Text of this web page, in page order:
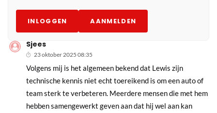
INLOGGEN AANMELDEN
Sjees
23 oktober 2025 08:35
Volgens mij is het algemeen bekend dat Lewis zijn
technische kennis niet echt toereikend is om een auto of
team sterk te verbeteren. Meerdere mensen die met hem
hebben samengewerkt geven aan dat hij wel aan kan